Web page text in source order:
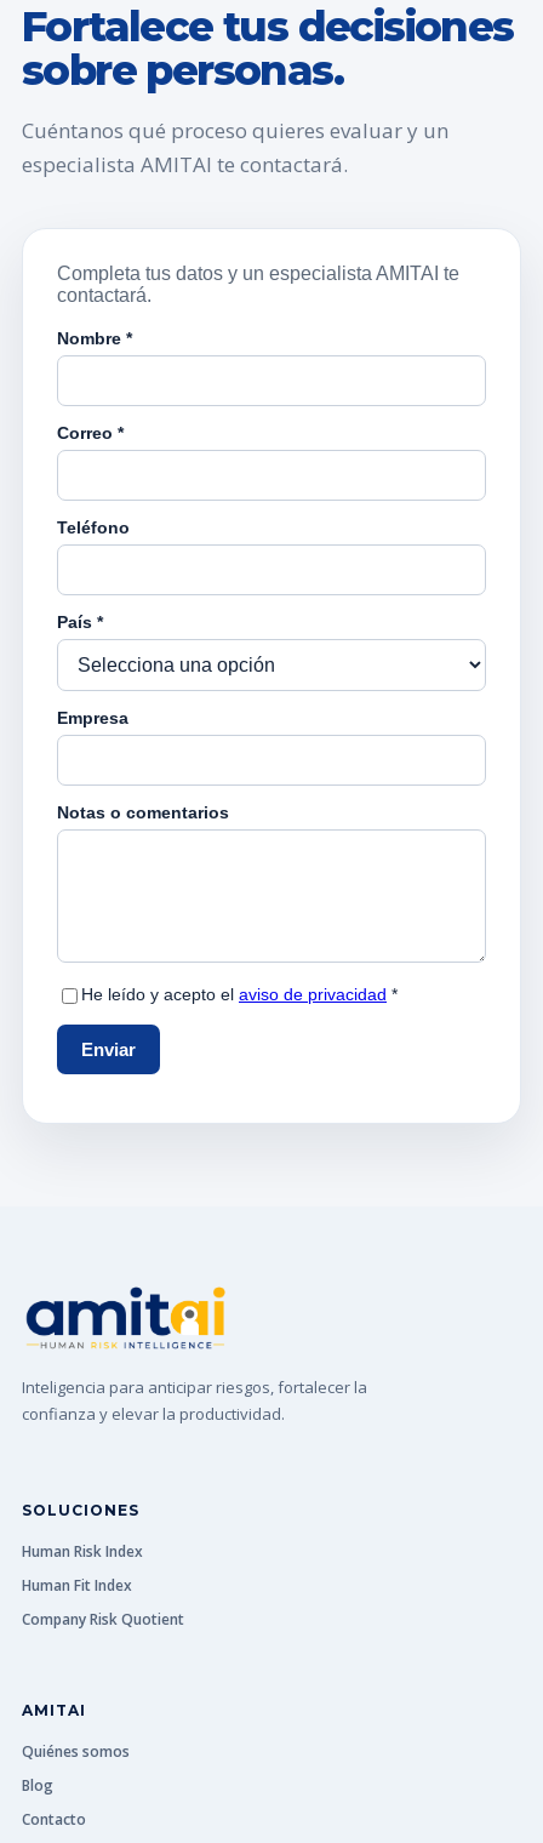
Fortalece tus decisiones
sobre personas.
Cuéntanos qué proceso quieres evaluar y un
especialista AMITAI te contactará.
Inteligencia para anticipar riesgos, fortalecer la
confianza y elevar la productividad.
SOLUCIONES
Human Risk Index
Human Fit Index
Company Risk Quotient
AMITAI
Quiénes somos
Blog
Contacto